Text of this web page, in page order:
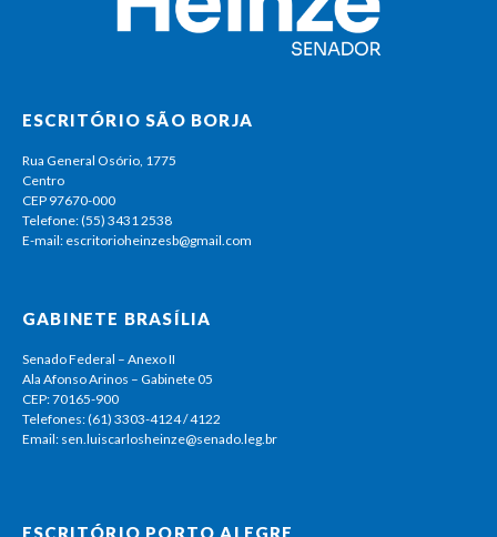
ESCRITÓRIO SÃO BORJA
Rua General Osório, 1775
Centro
CEP 97670-000
Telefone: (55) 3431 2538
E-mail: escritorioheinzesb@gmail.com
GABINETE BRASÍLIA
Senado Federal – Anexo II
Ala Afonso Arinos – Gabinete 05
CEP: 70165-900
Telefones: (61) 3303-4124 / 4122
Email: sen.luiscarlosheinze@senado.leg.br
ESCRITÓRIO PORTO ALEGRE